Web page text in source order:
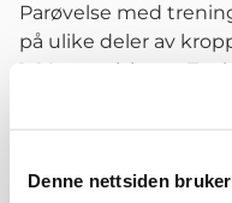
Denne nettsiden
Parøvelse med
på ulike deler av
1-20 repetisjoner.
- der kvaliteten (god